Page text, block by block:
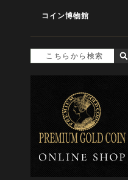
コイン博物館